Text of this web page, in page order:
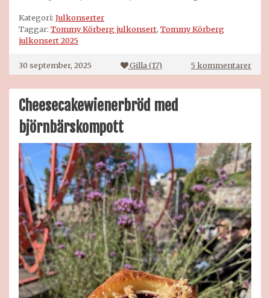
Kategori: Julkonserter
Taggar: Tommy Körberg julkonsert, Tommy Körberg
julkonsert 2025
30 september, 2025 Gilla (17) 5 kommentarertill
Cheesecakewienerbröd med
björnbärskompott